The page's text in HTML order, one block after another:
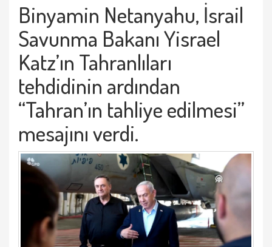
Binyamin Netanyahu, İsrail
Savunma Bakanı Yisrael
Katz’ın Tahranlıları
tehdidinin ardından
“Tahran’ın tahliye edilmesi”
mesajını verdi.